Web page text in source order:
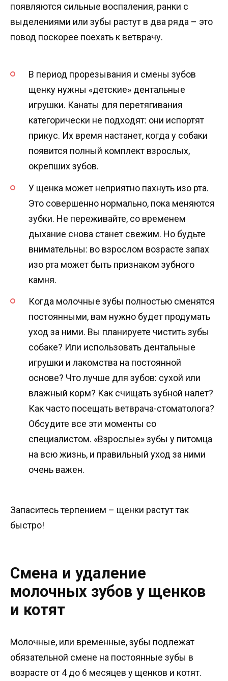
появляются сильные воспаления, ранки с
выделениями или зубы растут в два ряда – это
повод поскорее поехать к ветврачу.
В период прорезывания и смены зубов
щенку нужны «детские» дентальные
игрушки. Канаты для перетягивания
категорически не подходят: они испортят
прикус. Их время настанет, когда у собаки
появится полный комплект взрослых,
окрепших зубов.
У щенка может неприятно пахнуть изо рта.
Это совершенно нормально, пока меняются
зубки. Не переживайте, со временем
дыхание снова станет свежим. Но будьте
внимательны: во взрослом возрасте запах
изо рта может быть признаком зубного
камня.
Когда молочные зубы полностью сменятся
постоянными, вам нужно будет продумать
уход за ними. Вы планируете чистить зубы
собаке? Или использовать дентальные
игрушки и лакомства на постоянной
основе? Что лучше для зубов: сухой или
влажный корм? Как счищать зубной налет?
Как часто посещать ветврача-стоматолога?
Обсудите все эти моменты со
специалистом. «Взрослые» зубы у питомца
на всю жизнь, и правильный уход за ними
очень важен.
Запаситесь терпением – щенки растут так
быстро!
Смена и удаление
молочных зубов у щенков
и котят
Молочные, или временные, зубы подлежат
обязательной смене на постоянные зубы в
возрасте от 4 до 6 месяцев у щенков и котят.